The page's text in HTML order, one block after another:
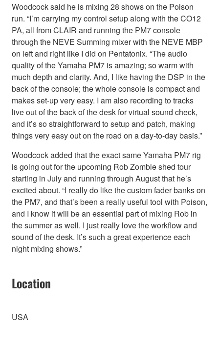
Woodcock said he is mixing 28 shows on the Poison
run. “I’m carrying my control setup along with the CO12
PA, all from CLAIR and running the PM7 console
through the NEVE Summing mixer with the NEVE MBP
on left and right like I did on Pentatonix. “The audio
quality of the Yamaha PM7 is amazing; so warm with
much depth and clarity. And, I like having the DSP in the
back of the console; the whole console is compact and
makes set-up very easy. I am also recording to tracks
live out of the back of the desk for virtual sound check,
and it’s so straightforward to setup and patch, making
things very easy out on the road on a day-to-day basis.”
Woodcock added that the exact same Yamaha PM7 rig
is going out for the upcoming Rob Zombie shed tour
starting in July and running through August that he’s
excited about. “I really do like the custom fader banks on
the PM7, and that’s been a really useful tool with Poison,
and I know it will be an essential part of mixing Rob in
the summer as well. I just really love the workflow and
sound of the desk. It’s such a great experience each
night mixing shows.”
Location
USA